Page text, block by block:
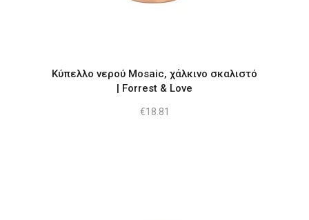
Κύπελλο νερού Mosaic, χάλκινο σκαλιστό
| Forrest & Love
€18.81